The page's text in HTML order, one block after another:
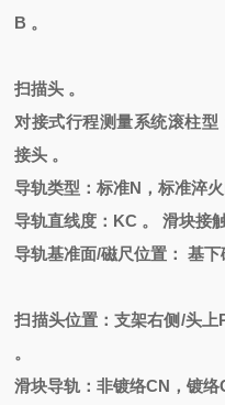
B 。
扫描头 。
对接式行程测量系统滚柱型
接头 。
导轨类型：标准N，标准淬
导轨直线度： KC 。 滑块接
导轨基准面/磁尺位置： 基下
扫描头位置：支架右侧/头上
。
滑块导轨：非镀络CN ，镀络